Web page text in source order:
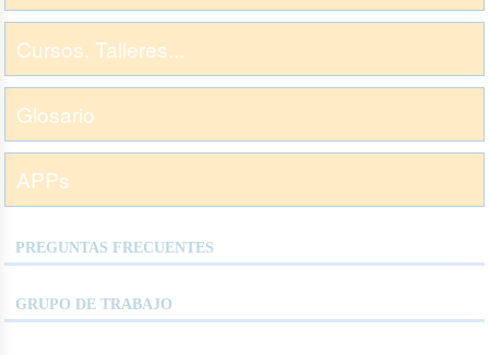
Cursos, Talleres...
Glosario
APPs
PREGUNTAS FRECUENTES
GRUPO DE TRABAJO